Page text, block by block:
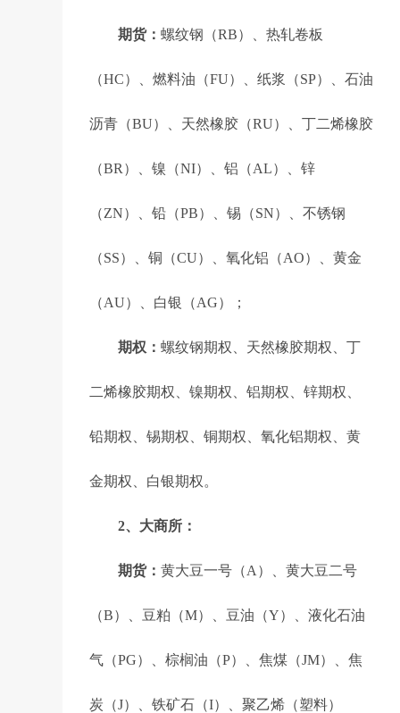
期货： 螺纹钢（RB）、热轧卷板
（HC）、燃料油（FU）、纸浆（SP）、石油
沥青（BU）、天然橡胶（RU）、丁二烯橡胶
（BR）、镍（NI）、铝（AL）、锌
（ZN）、铅（PB）、锡（SN）、不锈钢
（SS）、铜（CU）、氧化铝（AO）、黄金
（AU）、白银（AG）；
期权： 螺纹钢期权、天然橡胶期权、丁
二烯橡胶期权、镍期权、铝期权、锌期权、
铅期权、锡期权、铜期权、氧化铝期权、黄
金期权、白银期权。
2、大商所：
期货： 黄大豆一号（A）、黄大豆二号
（B）、豆粕（M）、豆油（Y）、液化石油
气（PG）、棕榈油（P）、焦煤（JM）、焦
炭（J）、铁矿石（I）、聚乙烯（塑料）